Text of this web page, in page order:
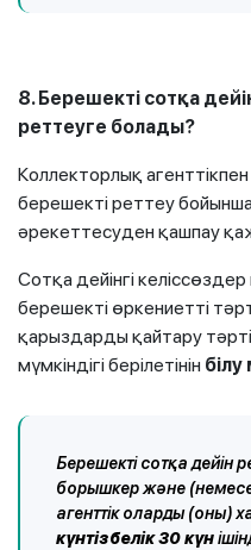
8. Берешекті сотқа
реттеуге болады?
Коллекторлық
берешекті реттеу
әрекеттесуден қашпау
Сотқа дейінгі
берешекті өркениетті
қарыздарды қайтару
мүмкіндігі берілетінін
Берешекті сотқа дейін
борышкер және
агенттік оларды (оны)
күнтізбелік 30 күн